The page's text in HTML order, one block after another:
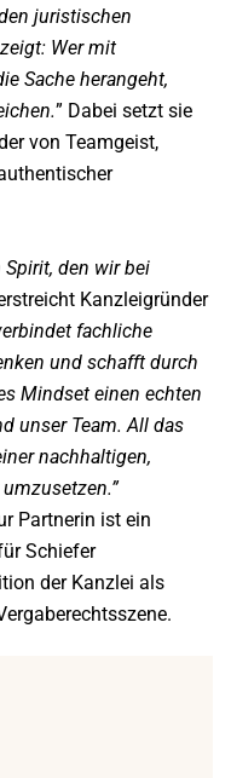
juristischen
Wer mit
Sache herangeht,
” Dabei setzt sie
von Teamgeist,
Spirit, den wir bei
Kanzleigründer
fachliche
und schafft durch
Mindset einen echten
unser Team. All das
nachhaltigen,
Partnerin ist ein
Schiefer
der Kanzlei als